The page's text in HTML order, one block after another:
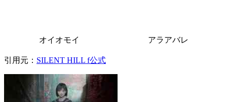
オイオモイ アラアバレ
引用元： SILENT HILL f公式